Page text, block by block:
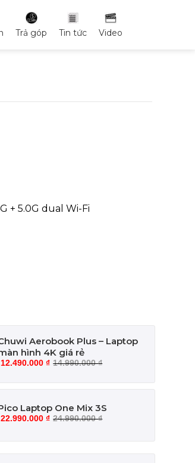
Trả góp Tin tức Video
+ 5.0G dual Wi-Fi
Aerobook Plus – Laptop
hình 4K giá rẻ
14.990.000₫
12.490.000₫
Laptop One Mix 3S
24.990.000₫
22.990.000₫